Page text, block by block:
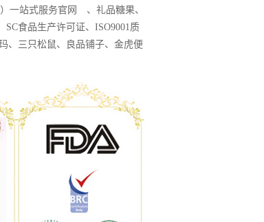
一站式服务官网 、礼品糖果、
食品生产许可证、ISO9001质
、三只松鼠、良品铺子、金虎便